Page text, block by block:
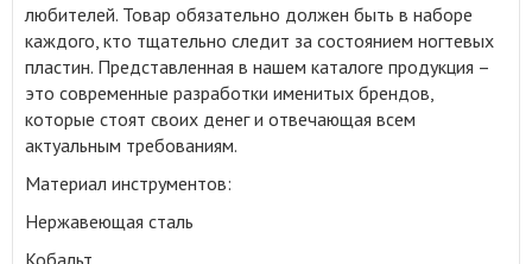
любителей. Товар обязательно должен быть в наборе
каждого, кто тщательно следит за состоянием ногтевых
пластин. Представленная в нашем каталоге продукция –
это современные разработки именитых брендов,
которые стоят своих денег и отвечающая всем
актуальным требованиям.
Материал инструментов:
Нержавеющая сталь
Кобальт